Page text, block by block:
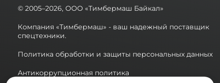
© 2005–2026, ООО «Тимбермаш Байкал»
Компания «Тимбермаш» - ваш надежный поставщик
спецтехники.
Политика обработки и защиты персональных данных
Антикоррупционная политика